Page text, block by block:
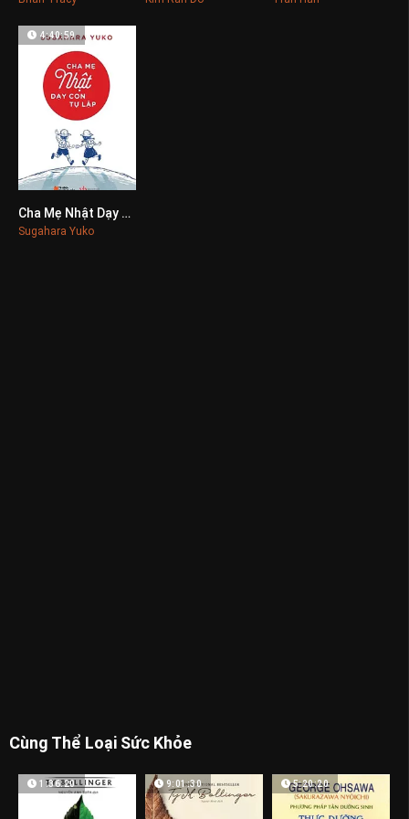
0
4:40:59
Cha Mẹ Nhật Dạy Con Tự Lập
Sugahara Yuko
Cùng Thể Loại Sức Khỏe
1:36:20 9:01:30 5:20:20